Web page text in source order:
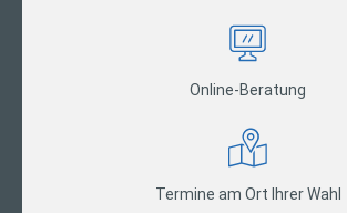
Online-Beratung
Termine am Ort Ihrer Wahl